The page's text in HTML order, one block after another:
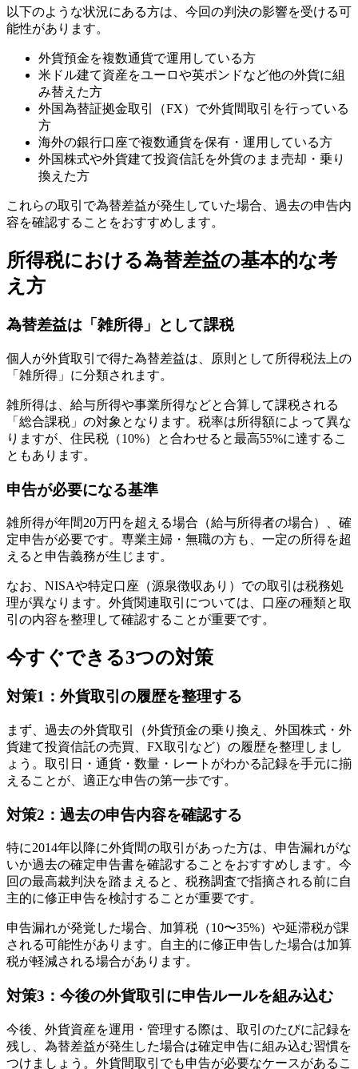
以下のような状況にある方は、今回の判決の影響を受ける可
能性があります。
外貨預金を複数通貨で運用している方
米ドル建て資産をユーロや英ポンドなど他の外貨に組
み替えた方
外国為替証拠金取引（FX）で外貨間取引を行っている
方
海外の銀行口座で複数通貨を保有・運用している方
外国株式や外貨建て投資信託を外貨のまま売却・乗り
換えた方
これらの取引で為替差益が発生していた場合、過去の申告内
容を確認することをおすすめします。
所得税における為替差益の基本的な考
え方
為替差益は「雑所得」として課税
個人が外貨取引で得た為替差益は、原則として所得税法上の
「雑所得」に分類されます。
雑所得は、給与所得や事業所得などと合算して課税される
「総合課税」の対象となります。税率は所得額によって異な
りますが、住民税（10%）と合わせると最高55%に達するこ
ともあります。
申告が必要になる基準
雑所得が年間20万円を超える場合（給与所得者の場合）、確
定申告が必要です。専業主婦・無職の方も、一定の所得を超
えると申告義務が生じます。
なお、NISAや特定口座（源泉徴収あり）での取引は税務処
理が異なります。外貨関連取引については、口座の種類と取
引の内容を整理して確認することが重要です。
今すぐできる3つの対策
対策1：外貨取引の履歴を整理する
まず、過去の外貨取引（外貨預金の乗り換え、外国株式・外
貨建て投資信託の売買、FX取引など）の履歴を整理しまし
ょう。取引日・通貨・数量・レートがわかる記録を手元に揃
えることが、適正な申告の第一歩です。
対策2：過去の申告内容を確認する
特に2014年以降に外貨間の取引があった方は、申告漏れがな
いか過去の確定申告書を確認することをおすすめします。今
回の最高裁判決を踏まえると、税務調査で指摘される前に自
主的に修正申告を検討することが重要です。
申告漏れが発覚した場合、加算税（10〜35%）や延滞税が課
される可能性があります。自主的に修正申告した場合は加算
税が軽減される場合があります。
対策3：今後の外貨取引に申告ルールを組み込む
今後、外貨資産を運用・管理する際は、取引のたびに記録を
残し、為替差益が発生した場合は確定申告に組み込む習慣を
つけましょう。外貨間取引でも申告が必要なケースがあるこ